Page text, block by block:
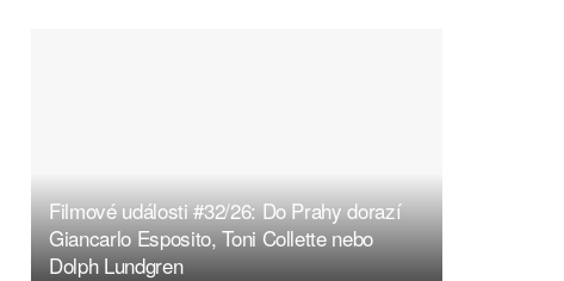
Filmové události #32/26: Do Prahy dorazí
Giancarlo Esposito, Toni Collette nebo
Dolph Lundgren